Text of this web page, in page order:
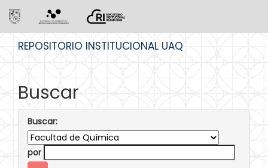
REPOSITORIO INSTITUCIONAL UAQ
Buscar
Buscar:
por